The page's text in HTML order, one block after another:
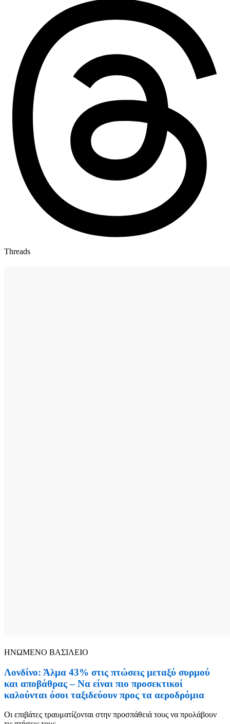
Threads
ΗΝΩΜΕΝΟ ΒΑΣΙΛΕΙΟ
Λονδίνο: Άλμα 43% στις πτώσεις μεταξύ συρμού
και αποβάθρας – Να είναι πιο προσεκτικοί
καλούνται όσοι ταξιδεύουν προς τα αεροδρόμια
Οι επιβάτες τραυματίζονται στην προσπάθειά τους να προλάβουν